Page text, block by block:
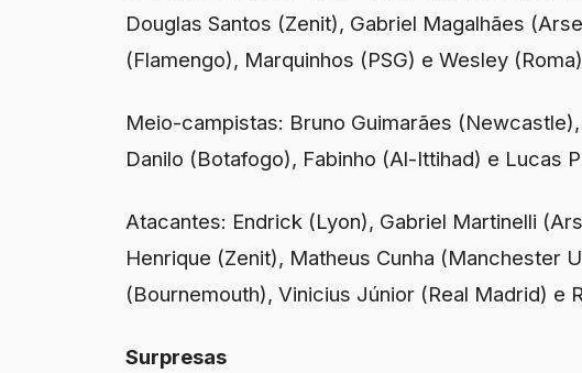
Douglas Santos (Zenit), Gabriel Magalhães
(Flamengo), Marquinhos (PSG) e Wesley
Meio-campistas: Bruno Guimarães
Danilo (Botafogo), Fabinho (Al-Ittihad) e Lucas
Atacantes: Endrick (Lyon), Gabriel Martinelli
Henrique (Zenit), Matheus Cunha (Manchester
(Bournemouth), Vinicius Júnior (Real Madrid) e
Surpresas